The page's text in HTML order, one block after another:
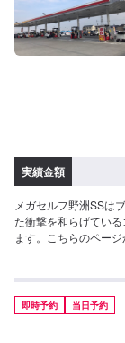
実績金額
メガセルフ野洲SSは
た衝撃を和らげてい
ます。こちらのペー
即時予約 当日予約